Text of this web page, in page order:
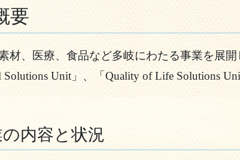
要
材、医療、食品など多岐にわたる事業を展
Solutions Unit」、「Quality of Life Solutions
内容と状況